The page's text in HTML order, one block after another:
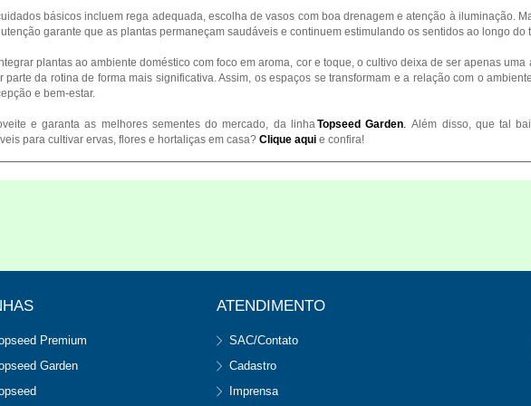
básicos incluem rega adequada, escolha de vasos com boa drenagem e atenção à iluminação.
garante que as plantas permaneçam saudáveis e continuem estimulando os sentidos ao longo do
plantas ao ambiente doméstico com foco em aroma, cor e toque, o cultivo deixa de ser apenas
parte da rotina de forma mais significativa. Assim, os espaços se transformam e a relação com o
e bem-estar.
e garanta as melhores sementes do mercado, da linhaTopseed Garden. Além disso, que tal
para cultivar ervas, flores e hortaliças em casa? Clique aqui e confira!
Premium
Garden
ATENDIMENTO
SAC/Contato
Cadastro
Imprensa